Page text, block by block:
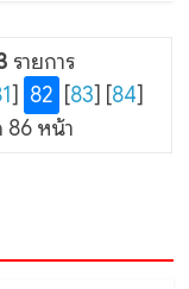
รายการ
] 82 [83] [84]
86 หน้า